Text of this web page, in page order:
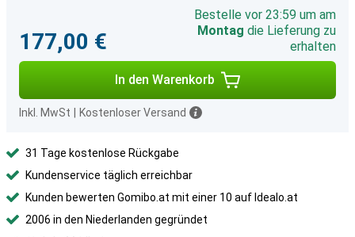
177,00 €
Bestelle vor 23:59 um am
Montag die Lieferung zu
erhalten
In den Warenkorb
Inkl. MwSt Kostenloser Versand
31 Tage kostenlose Rückgabe
Kundenservice täglich erreichbar
Kunden bewerten Gomibo.at mit einer 10 auf Idealo.at
2006 in den Niederlanden gegründet